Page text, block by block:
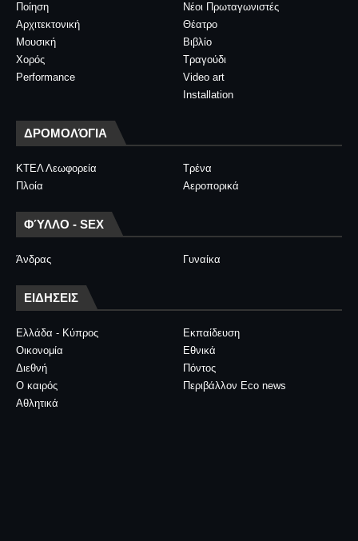
Νέοι Πρωταγωνιστές
Ποίηση
Θέατρο
Αρχιτεκτονική
Βιβλίο
Μουσική
Τραγούδι
Χορός
Video art
Performance
Installation
ΔΡΟΜΟΛΌΓΙΑ
ΚΤΕΛ Λεωφορεία
Τρένα
Πλοία
Αεροπορικά
ΦΎΛΛΟ - SEX
Άνδρας Γυναίκα
ΕΙΔΗΣΕΙΣ
Ελλάδα - Κύπρος
Εκπαίδευση
Οικονομία
Εθνικά
Διεθνή
Πόντος
Ο καιρός
Περιβάλλον Eco news
Αθλητικά